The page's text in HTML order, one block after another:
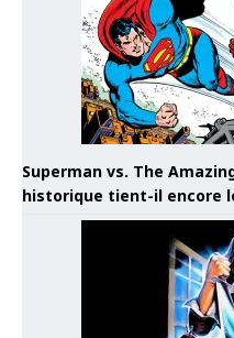
Superman vs. The
historique tient-il encore